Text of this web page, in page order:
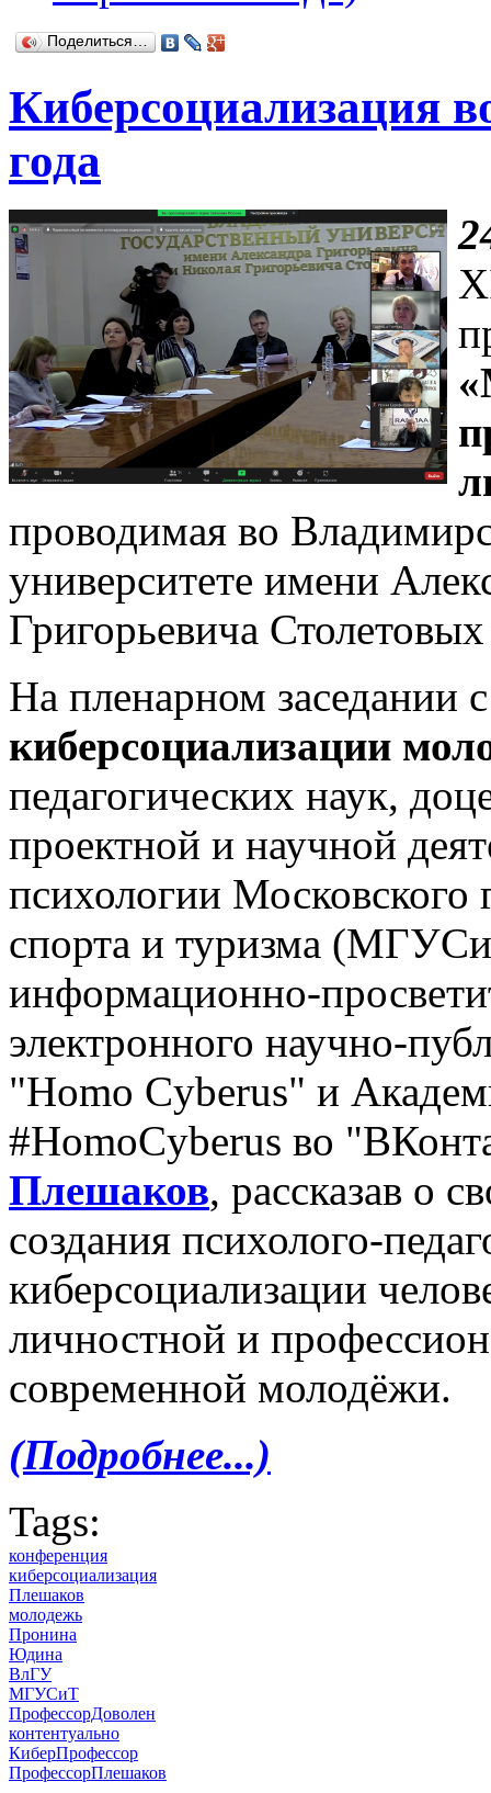
Поделиться…
Киберсоциализация
года
проводимая во
университете имени
Григорьевича
На пленарном заседании
киберсоциализации
педагогических наук,
проектной и научной
психологии Московского
спорта и туризма
информационно-
электронного научно-
"Homo Cyberus" и
#HomoCyberus во
Плешаков, рассказав о
создания психолого-
киберсоциализации
личностной и
современной молодёжи.
(Подробнее...)
Tags:
конференция
киберсоциализация
Плешаков
молодежь
Пронина
Юдина
ВлГУ
МГУСиТ
ПрофессорДоволен
контентуально
КиберПрофессор
ПрофессорПлешаков